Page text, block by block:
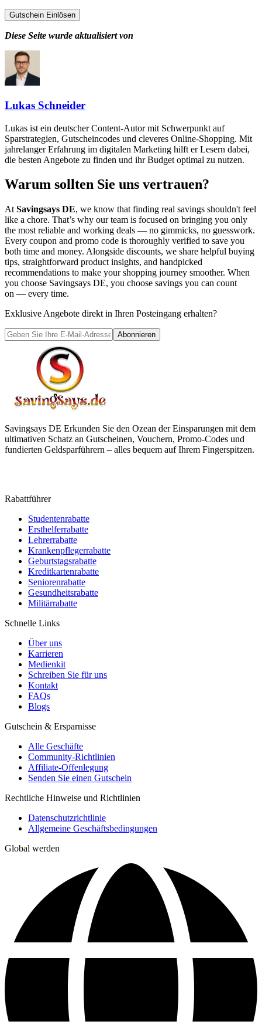
Gutschein Einlösen
Diese Seite wurde aktualisiert von
Lukas Schneider
Lukas ist ein deutscher Content-Autor mit Schwerpunkt auf
Sparstrategien, Gutscheincodes und cleveres Online-Shopping. Mit
jahrelanger Erfahrung im digitalen Marketing hilft er Lesern dabei,
die besten Angebote zu finden und ihr Budget optimal zu nutzen.
Warum sollten Sie uns vertrauen?
At Savingsays DE, we know that finding real savings shouldn't feel
like a chore. That’s why our team is focused on bringing you only
the most reliable and working deals — no gimmicks, no guesswork.
Every coupon and promo code is thoroughly verified to save you
both time and money. Alongside discounts, we share helpful buying
tips, straightforward product insights, and handpicked
recommendations to make your shopping journey smoother. When
you choose Savingsays DE, you choose savings you can count
on — every time.
Exklusive Angebote direkt in Ihren Posteingang erhalten?
Abonnieren
Savingsays DE Erkunden Sie den Ozean der Einsparungen mit dem
ultimativen Schatz an Gutscheinen, Vouchern, Promo-Codes und
fundierten Geldsparführern – alles bequem auf Ihrem Fingerspitzen.
Rabattführer
Studentenrabatte
Ersthelferrabatte
Lehrerrabatte
Krankenpflegerrabatte
Geburtstagsrabatte
Kreditkartenrabatte
Seniorenrabatte
Gesundheitsrabatte
Militärrabatte
Schnelle Links
Über uns
Karrieren
Medienkit
Schreiben Sie für uns
Kontakt
FAQs
Blogs
Gutschein & Ersparnisse
Alle Geschäfte
Community-Richtlinien
Affiliate-Offenlegung
Senden Sie einen Gutschein
Rechtliche Hinweise und Richtlinien
Datenschutzrichtlinie
Allgemeine Geschäftsbedingungen
Global werden